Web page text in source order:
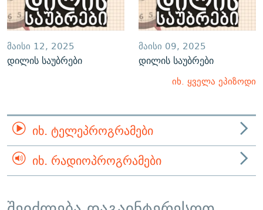
ᲛᲐᲘᲡᲘ 12, 2025
დილის საუბრები
ᲛᲐᲘᲡᲘ 09, 2025
დილის საუბრები
იხ. ყველა ეპიზოდი
ᲘᲮ. ᲢᲔᲚᲔᲞᲠᲝᲒᲠᲐᲛᲔᲑᲘ
ᲘᲮ. ᲠᲐᲓᲘᲝᲞᲠᲝᲒᲠᲐᲛᲔᲑᲘ